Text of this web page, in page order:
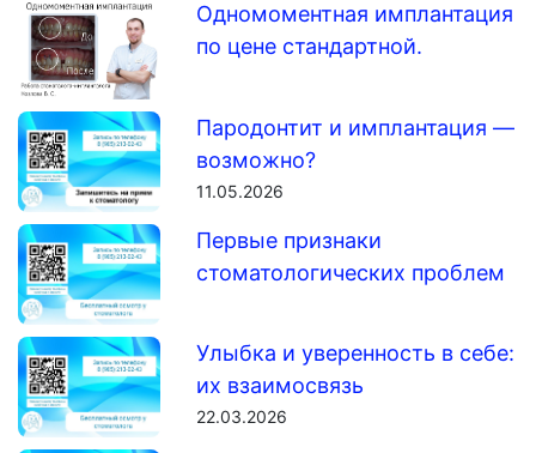
Одномоментная имплантация
по цене стандартной.
Пародонтит и имплантация —
возможно?
11.05.2026
Первые признаки
стоматологических проблем
Улыбка и уверенность в себе:
их взаимосвязь
22.03.2026